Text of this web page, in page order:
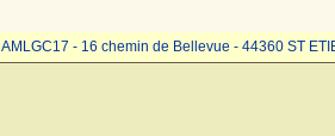
AMLGC17 - 16 chemin de Bellevue - 44360 ST